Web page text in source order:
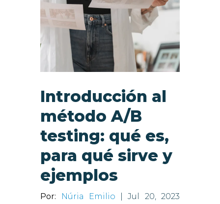
Introducción al
método A/B
testing: qué es,
para qué sirve y
ejemplos
Por: Núria Emilio | Jul 20, 2023